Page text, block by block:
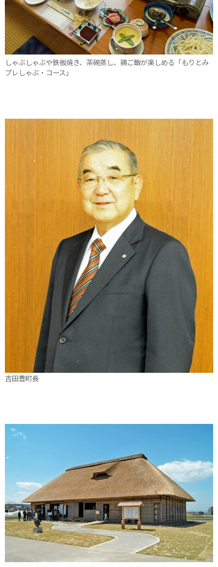
しゃぶしゃぶや鉄板焼き、茶碗蒸し、鶏ご飯が楽しめる「もりとみ
プレしゃぶ・コース」
吉田豊町長